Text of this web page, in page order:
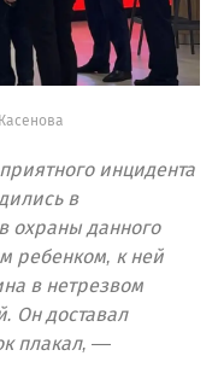
инцидента
в
охраны данного
ребенком, к ней
в нетрезвом
Он доставал
плакал, —